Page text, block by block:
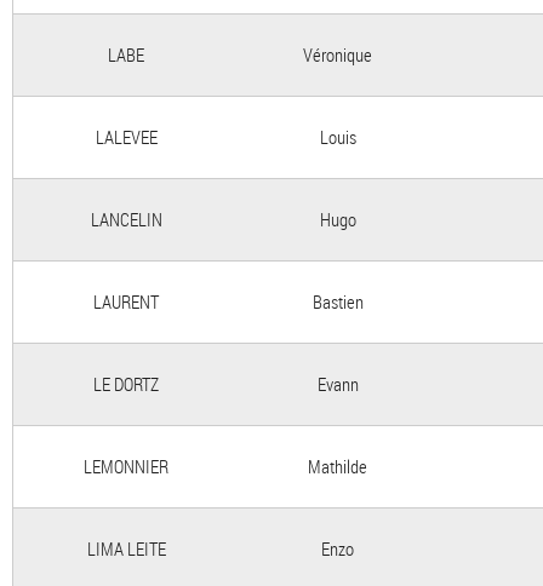
LABE Véronique
LALEVEE Louis
LANCELIN Hugo
LAURENT Bastien
LE DORTZ Evann
LEMONNIER Mathilde
LIMA LEITE Enzo